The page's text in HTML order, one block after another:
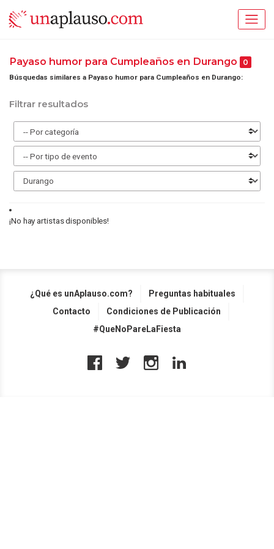
Payaso humor para Cumpleaños en Durango 0
Búsquedas similares a Payaso humor para Cumpleaños en Durango:
Filtrar resultados
¡No hay artistas disponibles!
¿Qué es unAplauso.com?
Preguntas habituales
Contacto
Condiciones de Publicación
#QueNoPareLaFiesta